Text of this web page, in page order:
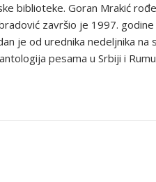
biblioteke. Goran Mrakić
završio je 1997.
je od urednika nedeljnika na
pesama u Srbiji i